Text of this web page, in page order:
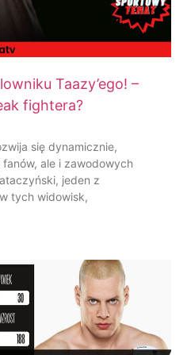
Taazy’ego! –
fightera?
się dynamicznie,
ale i zawodowych
jeden z
tych widowisk,